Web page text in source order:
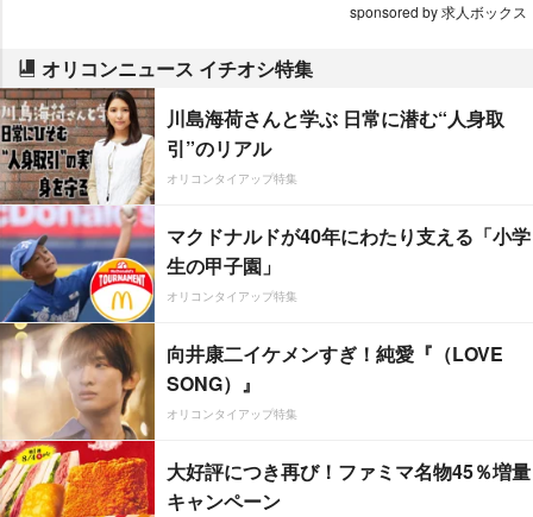
sponsored by 求人ボックス
オリコンニュース イチオシ特集
川島海荷さんと学ぶ 日常に潜む“人身取
引”のリアル
オリコンタイアップ特集
マクドナルドが40年にわたり支える「小学
生の甲子園」
オリコンタイアップ特集
向井康二イケメンすぎ！純愛『（LOVE
SONG）』
オリコンタイアップ特集
大好評につき再び！ファミマ名物45％増量
キャンペーン